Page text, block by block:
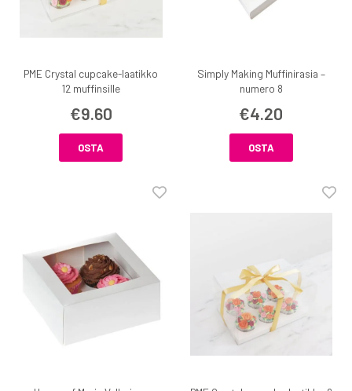
PME Crystal cupcake-laatikko
12 muffinsille
€9.60
OSTA
Simply Making Muffinirasia –
numero 8
€4.20
OSTA